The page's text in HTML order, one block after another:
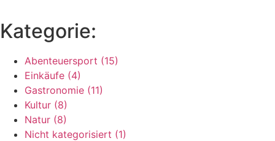
Kategorie:
Abenteuersport (15)
Einkäufe (4)
Gastronomie (11)
Kultur (8)
Natur (8)
Nicht kategorisiert (1)